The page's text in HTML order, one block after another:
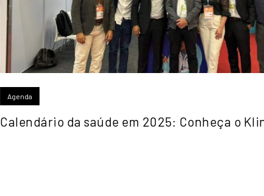
Agenda
Calendário da saúde em 2025: Conheça o